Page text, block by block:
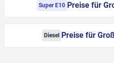
Super E10 Preise für
Diesel Preise für